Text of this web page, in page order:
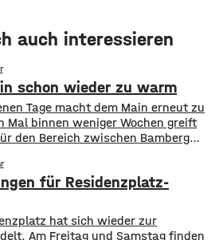
auch interessieren
schon wieder zu warm
Tage macht dem Main erneut zu
Mal binnen weniger Wochen greift
den Bereich zwischen Bamberg
von drei Warnstufen. Zwar gibt es
im Wasser noch keine
die Wassertemperatur
für Residenzplatz-
hat sich wieder zur
Am Freitag und Samstag finden